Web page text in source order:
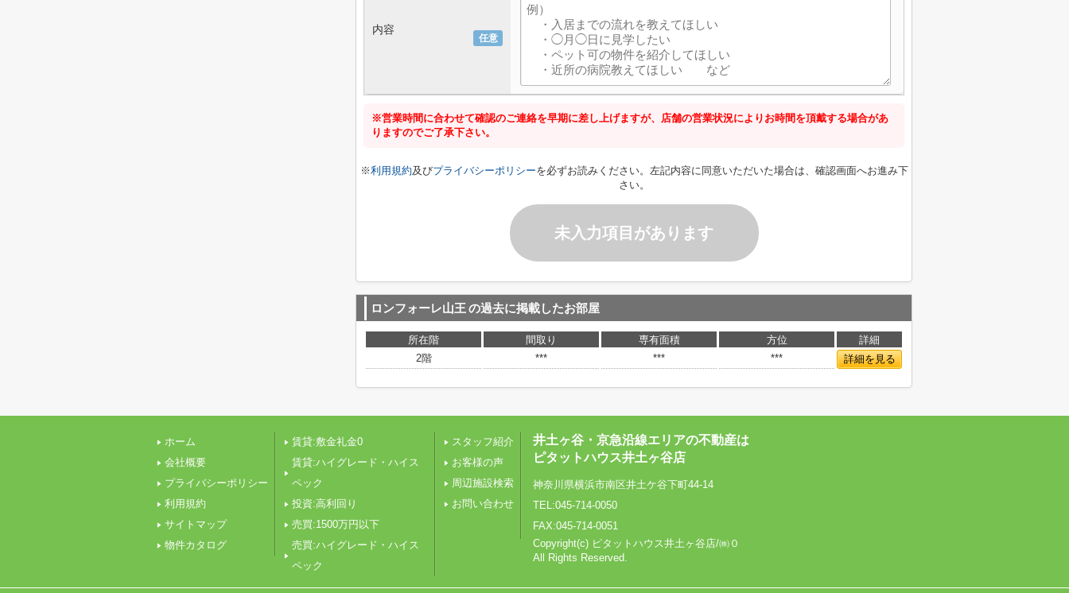
任意
内容
※営業時間に合わせて確認のご連絡を早期に差し上げますが、店舗の営業状況によりお時間を頂戴する場合があ
りますのでご了承下さい。
※利用規約及びプライバシーポリシーを必ずお読みください。左記内容に同意いただいた場合は、確認画面へお進み下
さい。
未入力項目があります
ロンフォーレ山王 の過去に掲載したお部屋
所在階 間取り 専有面積 方位
詳細
2階
*** *** *** 詳細を見る
ホーム
会社概要
プライバシーポリシー
利用規約
サイトマップ
物件カタログ
賃貸:敷金礼金0
賃貸:ハイグレード・ハイス
ペック
投資:高利回り
売買:1500万円以下
売買:ハイグレード・ハイス
ペック
スタッフ紹介
お客様の声
周辺施設検索
お問い合わせ
井土ヶ谷・京急沿線エリアの不動産は
ピタットハウス井土ヶ谷店
神奈川県横浜市南区井土ケ谷下町44-14
TEL:045-714-0050
FAX:045-714-0051
Copyright(c) ピタットハウス井土ヶ谷店/㈱０
All Rights Reserved.